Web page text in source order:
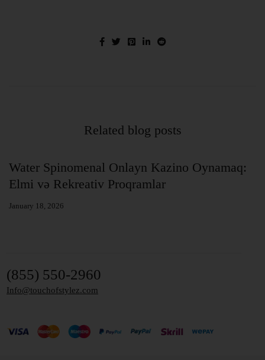
Related blog posts
Water Spinomenal Onlayn Kazino Oynamaq:
Elmi və Rekreativ Proqramlar
January 18, 2026
(855) 550-2960
Info@touchofstylez.com